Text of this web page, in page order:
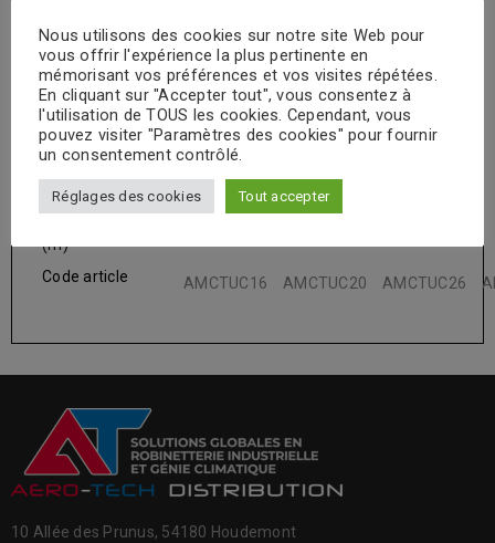
DESCRIPTION
Tube multicouche en couronne
PRIX AU MÈTRE. T°MAXI : +90°C, PN10.
Ø (mm) 16 x 2 20 x 2
(m)
Code article AMCTUC16 AMCTUC20 AMCTUC26
10 Allée des Prunus, 54180 Houdemont
Nous utilisons des cookies sur notre site Web pour
vous offrir l'expérience la plus pertinente en
mémorisant vos préférences et vos visites répétées.
En cliquant sur "Accepter tout", vous consentez à
l'utilisation de TOUS les cookies. Cependant, vous
pouvez visiter "Paramètres des cookies" pour fournir
un consentement contrôlé.
Réglages des cookies Tout accepter